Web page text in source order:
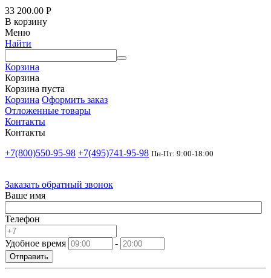
33 200.00 Р
В корзину
Меню
Найти
Корзина
Корзина
Корзина пуста
Корзина Оформить заказ
Отложенные товары
Контакты
Контакты
+7(800)550-95-98 +7(495)741-95-98 Пн-Пт: 9:00-18:00
Заказать обратный звонок
Ваше имя
Телефон
Удобное время -
Отправить